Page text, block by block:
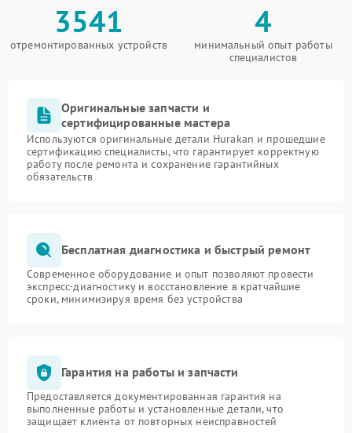
3541
отремонтированных устройств
4
минимальный опыт работы
специалистов
Оригинальные запчасти и
сертифицированные мастера
Используются оригинальные детали Hurakan и прошедшие
сертификацию специалисты, что гарантирует корректную
работу после ремонта и сохранение гарантийных
обязательств
Бесплатная диагностика и быстрый ремонт
Современное оборудование и опыт позволяют провести
экспресс-диагностику и восстановление в кратчайшие
сроки, минимизируя время без устройства
Гарантия на работы и запчасти
Предоставляется документированная гарантия на
выполненные работы и установленные детали, что
защищает клиента от повторных неисправностей